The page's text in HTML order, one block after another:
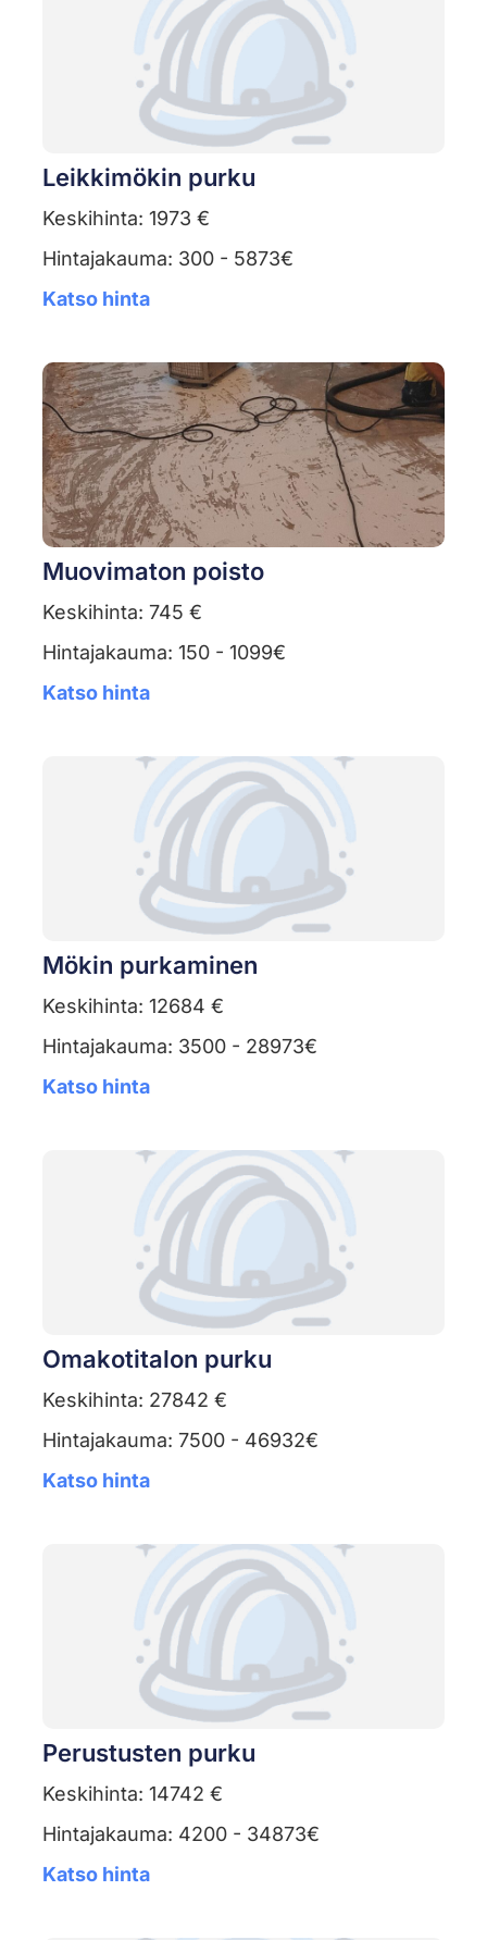
Leikkimökin purku
Keskihinta: 1973 €
Hintajakauma: 300 - 5873€
Katso hinta
Muovimaton poisto
Keskihinta: 745 €
Hintajakauma: 150 - 1099€
Katso hinta
Mökin purkaminen
Keskihinta: 12684 €
Hintajakauma: 3500 - 28973€
Katso hinta
Omakotitalon purku
Keskihinta: 27842 €
Hintajakauma: 7500 - 46932€
Katso hinta
Perustusten purku
Keskihinta: 14742 €
Hintajakauma: 4200 - 34873€
Katso hinta